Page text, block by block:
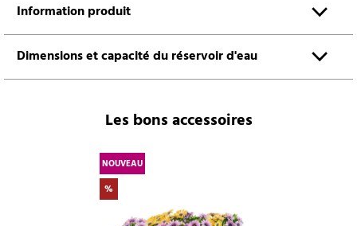
Information produit
Dimensions et capacité du réservoir d'eau
Les bons accessoires
NOUVEAU
%